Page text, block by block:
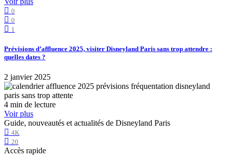
0
0
1
Prévisions d’affluence 2025, visiter Disneyland Paris sans trop attendre :
quelles dates ?
2 janvier 2025
4 min de lecture
Voir plus
Guide, nouveautés et actualités de Disneyland Paris
4K
20
Accès rapide